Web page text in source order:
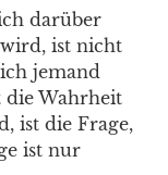
darüber
ist nicht
jemand
die Wahrheit
ist die Frage,
ist nur